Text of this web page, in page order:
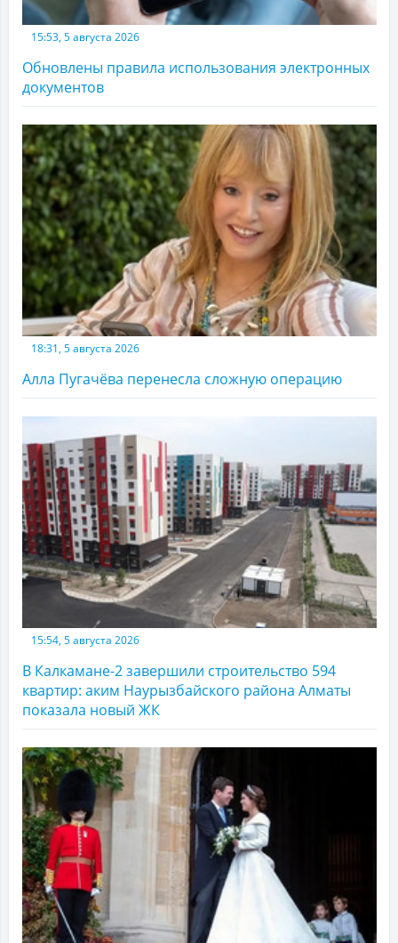
15:53, 5 августа 2026
Обновлены правила использования электронных
документов
18:31, 5 августа 2026
Алла Пугачёва перенесла сложную операцию
15:54, 5 августа 2026
В Калкамане-2 завершили строительство 594
квартир: аким Наурызбайского района Алматы
показала новый ЖК